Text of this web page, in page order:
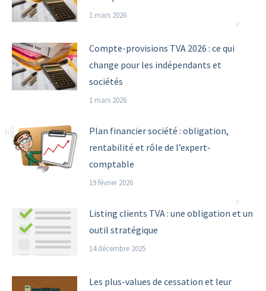
1 mars 2026
Compte-provisions TVA 2026 : ce qui
change pour les indépendants et
sociétés
1 mars 2026
Plan financier société : obligation,
rentabilité et rôle de l’expert-
comptable
19 février 2026
Listing clients TVA : une obligation et un
outil stratégique
14 décembre 2025
Les plus-values de cessation et leur